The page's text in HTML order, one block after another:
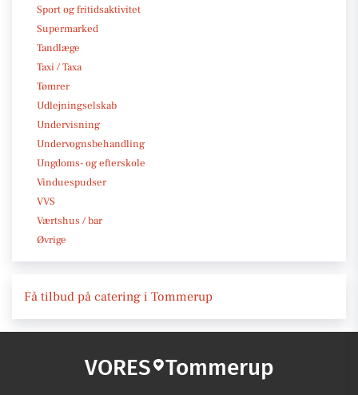
Sport og fritidsaktivitet
Supermarked
Tandlæge
Taxi / Taxa
Tømrer
Udlejningselskab
Undervisning
Undervognsbehandling
Ungdoms- og efterskole
Vinduespudser
VVS
Værtshus / bar
Øvrige
Få tilbud på catering i Tommerup
VORES Tommerup